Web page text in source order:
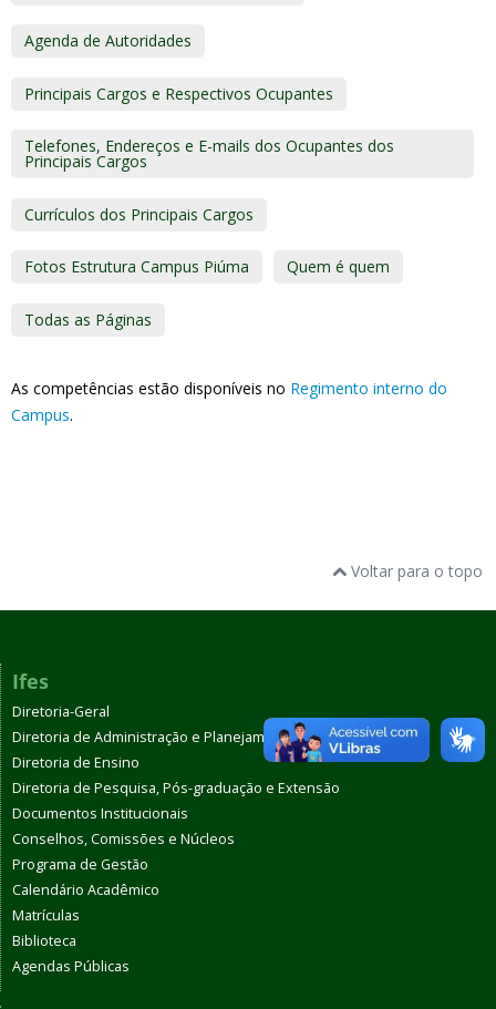
Agenda de Autoridades
Principais Cargos e Respectivos Ocupantes
Telefones, Endereços e E-mails dos Ocupantes dos
Principais Cargos
Currículos dos Principais Cargos
Fotos Estrutura Campus Piúma Quem é quem
Todas as Páginas
As competências estão disponíveis no Regimento interno do
Campus.
Voltar para o topo
Ifes
Diretoria-Geral
Diretoria de Administração e Planejamento
Diretoria de Ensino
Diretoria de Pesquisa, Pós-graduação e Extensão
Documentos Institucionais
Conselhos, Comissões e Núcleos
Programa de Gestão
Calendário Acadêmico
Matrículas
Biblioteca
Agendas Públicas